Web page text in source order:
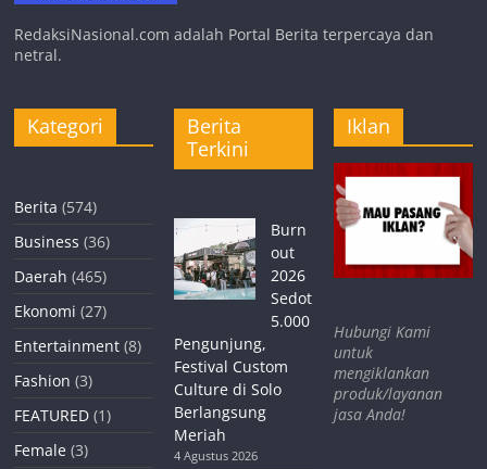
RedaksiNasional.com adalah Portal Berita terpercaya dan
netral.
Kategori
Berita (574)
Business (36)
Daerah (465)
Ekonomi (27)
Entertainment (8)
Fashion (3)
FEATURED (1)
Female (3)
Berita
Terkini
Burn
out
2026
Sedot
5.000
Pengunjung,
Festival Custom
Culture di Solo
Berlangsung
Meriah
4 Agustus 2026
Iklan
Hubungi Kami
untuk
mengiklankan
produk/layanan
jasa Anda!